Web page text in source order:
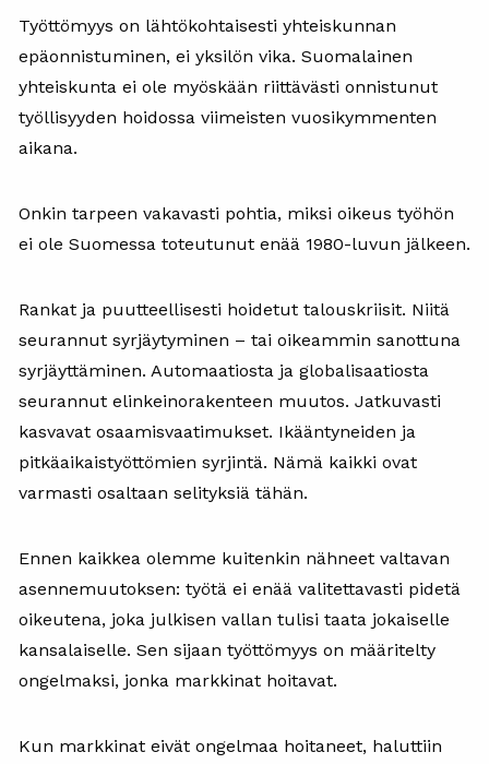
Työttömyys on lähtökohtaisesti yhteiskunnan
epäonnistuminen, ei yksilön vika. Suomalainen
yhteiskunta ei ole myöskään riittävästi onnistunut
työllisyyden hoidossa viimeisten vuosikymmenten
aikana.
Onkin tarpeen vakavasti pohtia, miksi oikeus työhön
ei ole Suomessa toteutunut enää 1980-luvun jälkeen.
Rankat ja puutteellisesti hoidetut talouskriisit. Niitä
seurannut syrjäytyminen – tai oikeammin sanottuna
syrjäyttäminen. Automaatiosta ja globalisaatiosta
seurannut elinkeinorakenteen muutos. Jatkuvasti
kasvavat osaamisvaatimukset. Ikääntyneiden ja
pitkäaikaistyöttömien syrjintä. Nämä kaikki ovat
varmasti osaltaan selityksiä tähän.
Ennen kaikkea olemme kuitenkin nähneet valtavan
asennemuutoksen: työtä ei enää valitettavasti pidetä
oikeutena, joka julkisen vallan tulisi taata jokaiselle
kansalaiselle. Sen sijaan työttömyys on määritelty
ongelmaksi, jonka markkinat hoitavat.
Kun markkinat eivät ongelmaa hoitaneet, haluttiin